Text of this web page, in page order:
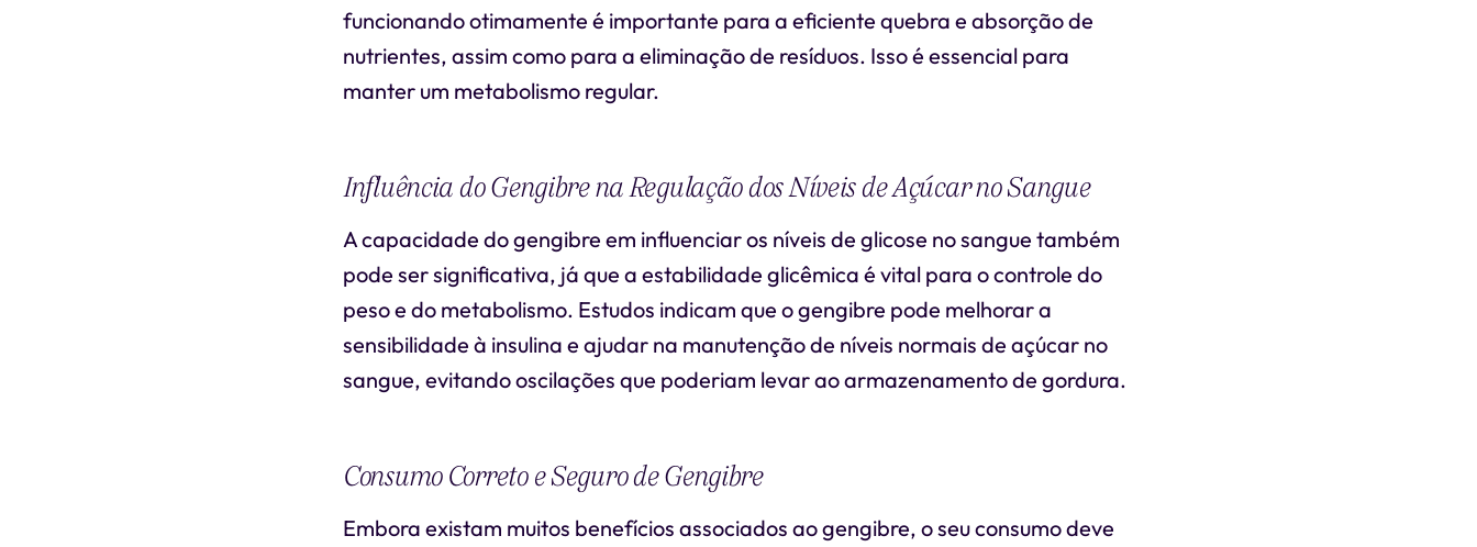
funcionando otimamente é importante para a eficiente quebra e absorção de
nutrientes, assim como para a eliminação de resíduos. Isso é essencial para
manter um metabolismo regular.
Influência do Gengibre na Regulação dos Níveis de Açúcar no Sangue
A capacidade do gengibre em influenciar os níveis de glicose no sangue também
pode ser significativa, já que a estabilidade glicêmica é vital para o controle do
peso e do metabolismo. Estudos indicam que o gengibre pode melhorar a
sensibilidade à insulina e ajudar na manutenção de níveis normais de açúcar no
sangue, evitando oscilações que poderiam levar ao armazenamento de gordura.
Consumo Correto e Seguro de Gengibre
Embora existam muitos benefícios associados ao gengibre, o seu consumo deve